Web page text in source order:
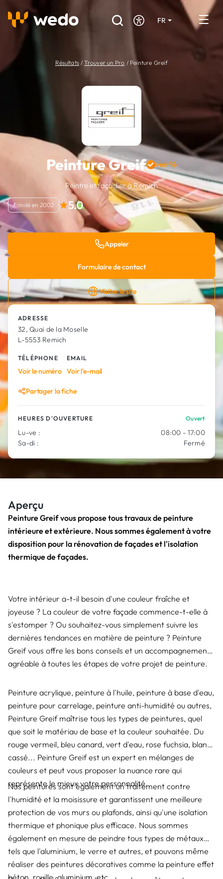
FR
Annuaire des Artisans
Demande de devis
Offres d'emploi
Vous êtes un Artisan ?
Connexion
Résultats / Trouver un Pro / Peinture Greif
Peinture Greif vérifié
Peintre et façadier à Remich
Fondé en 2002 5.0
Appeler
Formulaire de contact
Visiter le site
ADRESSE
32, Quai de la Moselle
L-5553 Remich
TÉLÉPHONE
Voir le numéro
EMAIL
Voir l'e-mail
Partager la fiche
HEURES D'OUVERTURE Ouvert
Lu-ve :
08:00 - 17:00
Sa-di :
Fermé
Aperçu
Peinture Greif vous propose tous travaux de peinture
intérieure et extérieure. Nous sommes également à votre
disposition pour la rénovation de façades et l'isolation
thermique de façades.
Votre intérieur a-t-il besoin d'une couleur fraîche et
joyeuse ? La couleur de votre façade commence-t-elle à
s'estomper ? Ou souhaitez-vous simplement suivre les
dernières tendances en matière de peinture ? Peinture
Greif vous offre les bons conseils et un accompagnement
agréable à toutes les étapes de votre projet de peinture.
Peinture acrylique, peinture à l'huile, peinture à base d'eau,
peinture pour carrelage, peinture anti-humidité ou autres,
Peinture Greif maîtrise tous les types de peintures, quel
que soit le matériau de base et la couleur souhaitée. Du
rouge vermeil, bleu canard, vert d'eau, rose fuchsia, blanc
cassé... Peinture Greif est un expert en mélanges de
couleurs et peut vous proposer la nuance rare qui
représente le mieux votre personnalité.
Nos peintures sont également un traitement contre
l'humidité et la moisissure et garantissent une meilleure
protection de vos murs ou plafonds, ainsi qu'une isolation
thermique et phonique plus efficace. Nous sommes
également en mesure de peindre tous types de métaux
tels que l'aluminium, le verre et autres, et pouvons même
réaliser des peintures décoratives comme la peinture effet
béton, rouille, aluminium, etc.